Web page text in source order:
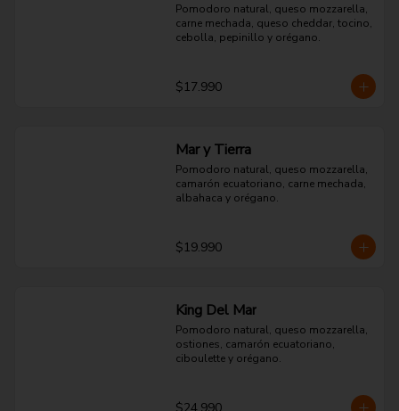
Pomodoro natural, queso mozzarella,
carne mechada, queso cheddar, tocino,
cebolla, pepinillo y orégano.
$17.990
Mar y Tierra
Pomodoro natural, queso mozzarella,
camarón ecuatoriano, carne mechada,
albahaca y orégano.
$19.990
King Del Mar
Pomodoro natural, queso mozzarella,
ostiones, camarón ecuatoriano,
ciboulette y orégano.